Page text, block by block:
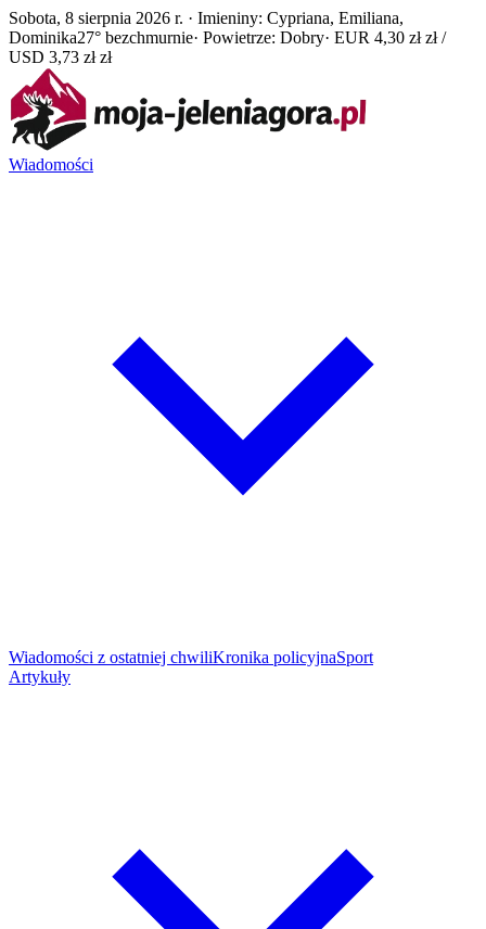
Sobota, 8 sierpnia 2026 r. · Imieniny: Cypriana, Emiliana,
Dominika27° bezchmurnie· Powietrze: Dobry· EUR 4,30 zł zł /
USD 3,73 zł zł
Wiadomości
Wiadomości z ostatniej chwiliKronika policyjnaSport
Artykuły